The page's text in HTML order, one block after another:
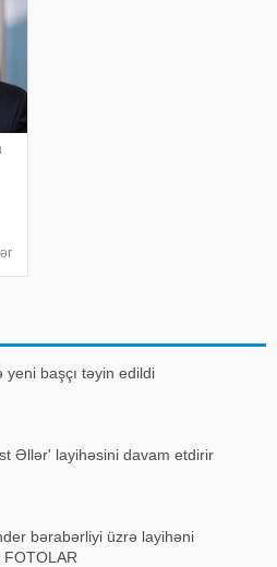
yeni başçı təyin edildi
Əllər' layihəsini davam etdirir
bərabərliyi üzrə layihəni
FOTOLAR